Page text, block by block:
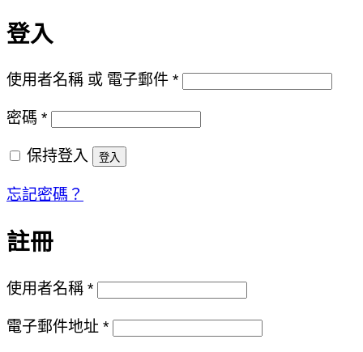
登入
使用者名稱 或 電子郵件 *必
密碼 *必
保持登入
登入
忘記密碼？
註冊
使用者名稱 *必
電子郵件地址 *必